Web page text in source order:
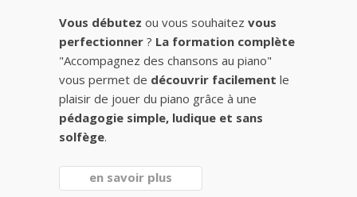
Vous débutez ou vous souhaitez vous
perfectionner ? La formation complète
"Accompagnez des chansons au piano"
vous permet de découvrir facilement le
plaisir de jouer du piano grâce à une
pédagogie simple, ludique et sans
solfège.
en savoir plus